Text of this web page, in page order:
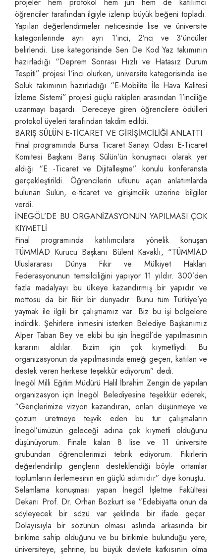
öğrenciler tarafından ilgiyle izlenip büyük beğeni topladı.
Yapılan değerlendirmeler neticesinde lise ve üniversite
kategorilerinde ayrı ayrı 1’inci, 2’nci ve 3’üncüler
belirlendi. Lise kategorisinde Sen De Kod Yaz takımının
hazırladığı “Deprem Sonrası Hızlı ve Hatasız Durum
Tespiti” projesi 1’inci olurken, üniversite kategorisinde ise
Soluk takımının hazırladığı “E-Mobilite İle Hava Kalitesi
İzleme Sistemi” projesi güçlü rakipleri arasından 1’inciliğe
uzanmayı başardı. Dereceye giren öğrencilere ödülleri
protokol üyeleri tarafından takdim edildi.
BARIŞ SÜLÜN E-TİCARET VE GİRİŞİMCİLİĞİ ANLATTI
Final programında Bursa Ticaret Sanayi Odası E-Ticaret
Komitesi Başkanı Barış Sülün’ün konuşmacı olarak yer
aldığı “E -Ticaret ve Dijitalleşme” konulu konferansta
gerçekleştirildi. Öğrencilerin ufkunu açan anlatımlarda
bulunan Sülün, e-ticaret ve girişimcilik üzerine bilgiler
verdi.
İNEGÖL’DE BU ORGANİZASYONUN YAPILMASI ÇOK
KIYMETLİ
Final programında katılımcılara yönelik konuşan
TÜMMİAD Kurucu Başkanı Bülent Kavaklı, “TÜMMİAD
Uluslararası Dünya Fikir ve Mülkiyet Hakları
Federasyonunun temsilciliğini yapıyor 11 yıldır. 300’den
fazla madalyayı bu ülkeye kazandırmış bir yapıdır ve
mottosu da bir fikir bir dünyadır. Bunu tüm Türkiye’ye
yaymak ile ilgili bir çalışmamız var. Biz bu işi bölgelere
indirdik. Şehirlere inmesini isterken Belediye Başkanımız
Alper Taban Bey ve ekibi bu işin İnegöl’de yapılmasının
kararını aldılar. Bizim için çok kıymetliydi. Bu
organizasyonun da yapılmasında emeği geçen, katılan ve
destek veren herkese teşekkür ediyorum” dedi.
İnegöl Milli Eğitim Müdürü Halil İbrahim Zengin de yapılan
organizasyon için İnegöl Belediyesine teşekkür ederek;
“Gençlerimize vizyon kazandıran, onları düşünmeye ve
çözüm üretmeye teşvik eden bu tür çalışmaların
İnegöl’ümüzün geleceği adına çok kıymetli olduğunu
düşünüyorum. Finale kalan 8 lise ve 11 üniversite
grubundan öğrencilerimizi tebrik ediyorum. Fikirlerin
değerlendirilip gençlerin desteklendiği böyle ortamlar
toplumların ilerlemesinin en güçlü adımıdır” diye konuştu.
Selamlama konuşması yapan İnegöl İşletme Fakültesi
Dekanı Prof. Dr. Orhan Bozkurt ise “Edebiyatta onun da
söyleyecek bir sözü var şeklinde bir ifade geçer.
Dolayısıyla bir sözünün olması aslında arkasında bir
birikime sahip olduğunu ve bu birikimle bulunduğu yere,
üniversiteye, şehrine, bu büyük devlete katkısının olma